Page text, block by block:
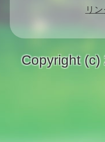
リ
Copyright (c)